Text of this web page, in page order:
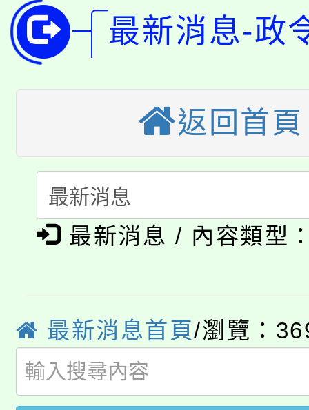
版
公告本校115學年度第
代理(課)教師甄選結果(
「2026金融保險知識
車」活動
桃園市115學年度學生
生本土語及新住民語歌
公告本校115學年度第
代理(課)教師甄選結果(
公告本校115學年度第
代理(課)教師甄選結果(
轉知中國文化大學推廣
《TA101》溝通分析基
系所師生報名參加。
淨零綠生活教案入校路
學籍身 分審查程序及
版
淨零綠領人才培育課程
公告本校115學年度第
代理(課)教師甄選結果(
「2026金融保險知識
最新消息-政
返回首頁
最新消息 / 內容類型
最新消息首頁/瀏覽：